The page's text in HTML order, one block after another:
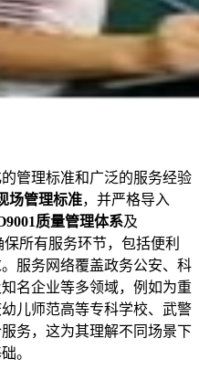
管理标准和广泛的服务经验
场管理标准，并严格导入
质量管理体系及
保所有服务环节，包括便利
服务网络覆盖政务公安、科
名企业等多领域，例如为重
儿师范高等专科学校、武警
务，这为其理解不同场景下
。